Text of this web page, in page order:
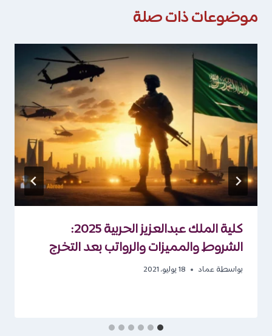
موضوعات ذات صلة
كلية الملك عبدالعزيز الحربية 2025:
الشروط والمميزات والرواتب بعد التخرج
بواسطة عماد 18 يوليو، 2021